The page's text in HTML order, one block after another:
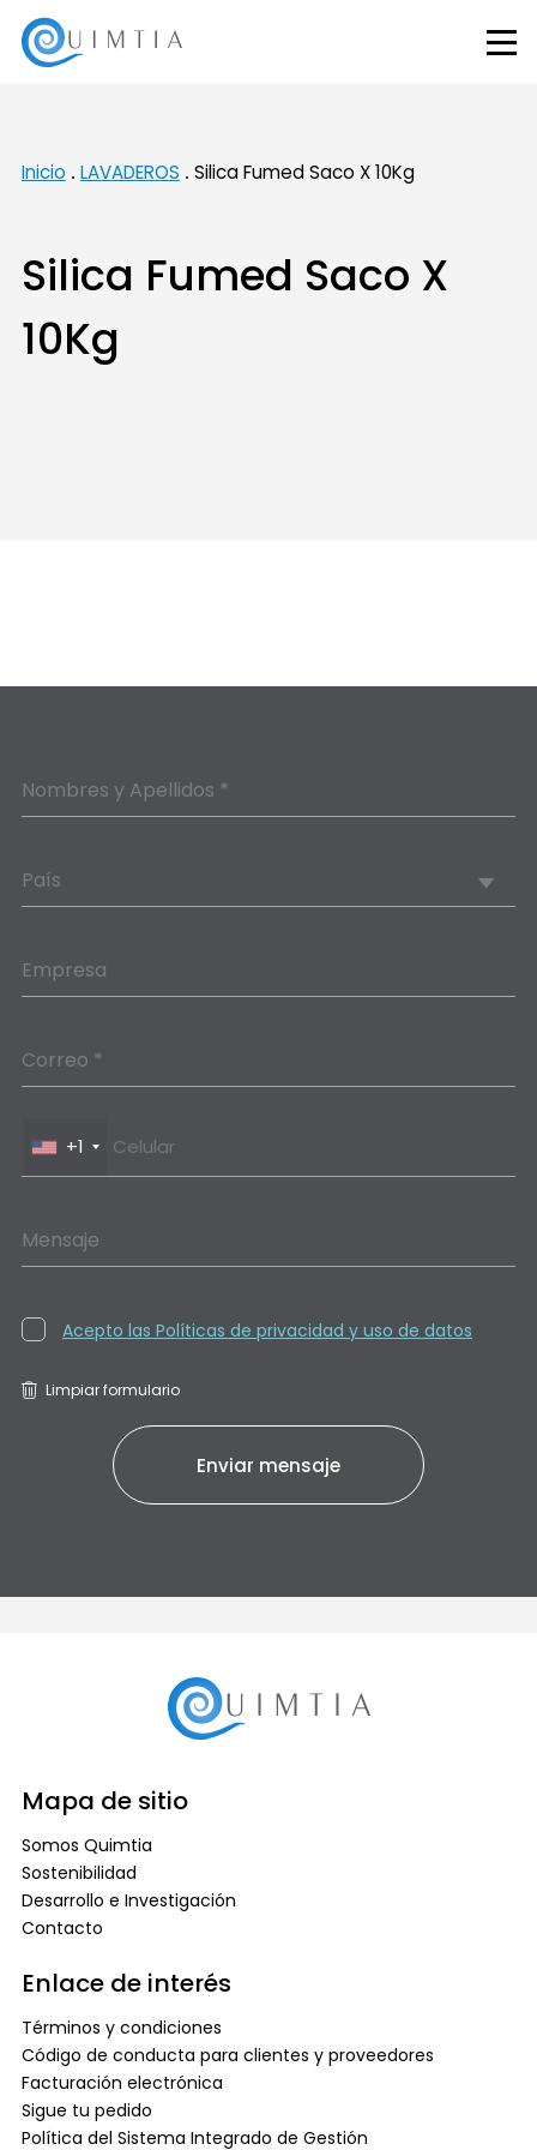
Inicio LAVADEROS Silica Fumed Saco X 10Kg
Silica Fumed Saco X
10Kg
Nombres y Apellidos *
País
Empresa
Correo *
+1
Mensaje
Acepto las Políticas de privacidad y uso de datos
Limpiar formulario
Mapa de sitio
Somos Quimtia
Sostenibilidad
Desarrollo e Investigación
Contacto
Enlace de interés
Términos y condiciones
Código de conducta para clientes y proveedores
Facturación electrónica
Sigue tu pedido
Política del Sistema Integrado de Gestión